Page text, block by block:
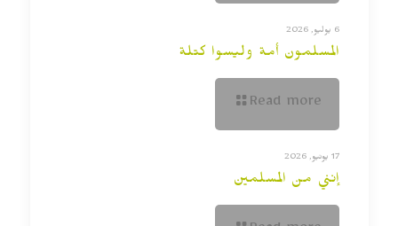
6 يوليو, 2026
المسلمون أمة وليسوا كتلة
Read more
17 يونيو, 2026
إنني من المسلمين